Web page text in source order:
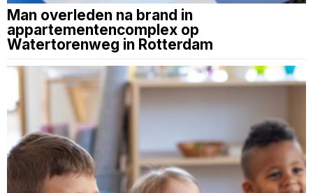
Man overleden na brand in
appartementencomplex op
Watertorenweg in Rotterdam